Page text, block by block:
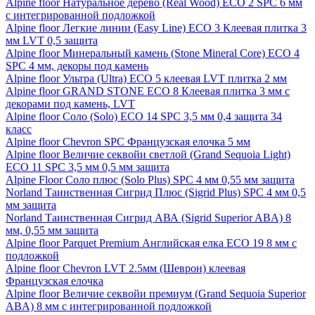
Alpine floor Натуральное дерево (Real Wood) ECO 2 SPC 6 мм
с интегрированной подложкой
Alpine floor Легкие линии (Easy Line) ECO 3 Клеевая плитка 3
мм LVT 0,5 защита
Alpine floor Минеральный камень (Stone Mineral Core) ECO 4
SPC 4 мм, декоры под камень
Alpine floor Ультра (Ultra) ECO 5 клеевая LVT плитка 2 мм
Alpine floor GRAND STONE ECO 8 Клеевая плитка 3 мм с
декорами под камень, LVT
Alpine floor Соло (Solo) ECO 14 SPC 3,5 мм 0,4 защита 34
класс
Alpine floor Chevron SPC Французская елочка 5 мм
Alpine floor Величие секвойи светлой (Grand Sequoia Light)
ECO 11 SPC 3,5 мм 0,5 мм защита
Alpine Floor Соло плюс (Solo Plus) SPC 4 мм 0,55 мм защита
Norland Таинственная Сигрид Плюс (Sigrid Plus) SPC 4 мм 0,5
мм защита
Norland Таинственная Сигрид АВА (Sigrid Superior ABA) 8
мм, 0,55 мм защита
Alpine floor Parquet Premium Английская елка ECO 19 8 мм с
подложкой
Alpine floor Chevron LVT 2.5мм (Шеврон) клеевая
Французская елочка
Alpine floor Величие секвойи премиум (Grand Sequoia Superior
ABA) 8 мм с интегрированной подложкой